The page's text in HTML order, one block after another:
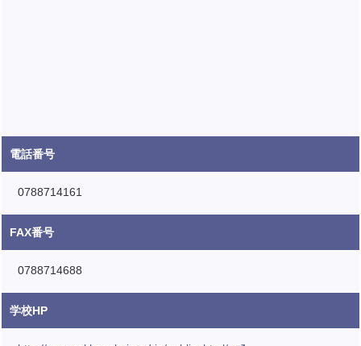
電話番号
0788714161
FAX番号
0788714688
学校HP